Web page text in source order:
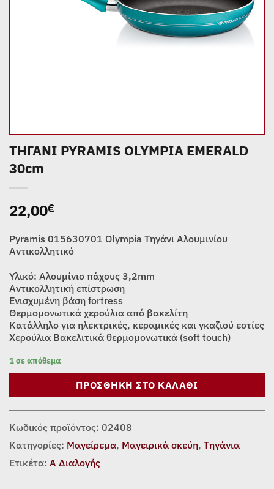
ΤΗΓΑΝI PYRAMIS OLYMPIA EMERALD
30cm
22,00€
Pyramis 015630701 Olympia Τηγάνι Αλουμινίου
Αντικολλητικό
Υλικό: Αλουμίνιο πάχους 3,2mm
Αντικολλητική επίστρωση
Ενισχυμένη βάση fortress
Θερμομονωτικά χερούλια από βακελίτη
Κατάλληλο για ηλεκτρικές, κεραμικές και γκαζιού εστίες
Χερούλια Βακελιτικά θερμομονωτικά (soft touch)
1 σε απόθεμα
ΠΡΟΣΘΉΚΗ ΣΤΟ ΚΑΛΆΘΙ
Κωδικός προϊόντος: 02408
Κατηγορίες: Μαγείρεμα, Μαγειρικά σκεύη, Τηγάνια
Ετικέτα: Α Διαλογής